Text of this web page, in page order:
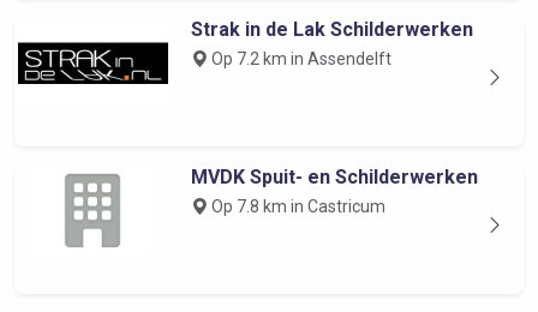
Strak in de Lak Schilderwerken
Op 7.2 km in Assendelft
MVDK Spuit- en Schilderwerken
Op 7.8 km in Castricum